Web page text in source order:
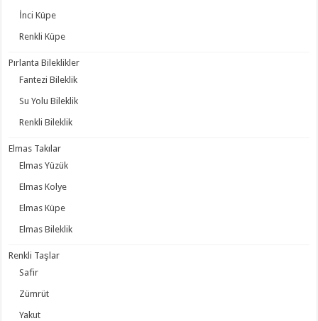
İnci Küpe
Renkli Küpe
Pırlanta Bileklikler
Fantezi Bileklik
Su Yolu Bileklik
Renkli Bileklik
Elmas Takılar
Elmas Yüzük
Elmas Kolye
Elmas Küpe
Elmas Bileklik
Renkli Taşlar
Safir
Zümrüt
Yakut